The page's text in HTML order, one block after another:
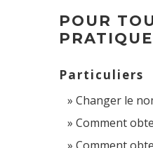
POUR
Particuliers
Changer le
Comment